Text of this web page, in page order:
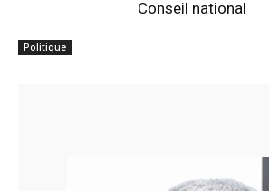
Politique
Conseil national